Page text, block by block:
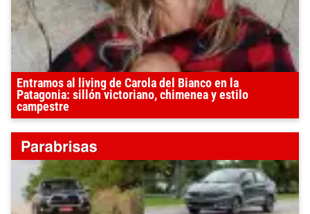
Entramos al living de Carola del Bianco en la
Patagonia: sillón victoriano, chimenea y estilo
campestre